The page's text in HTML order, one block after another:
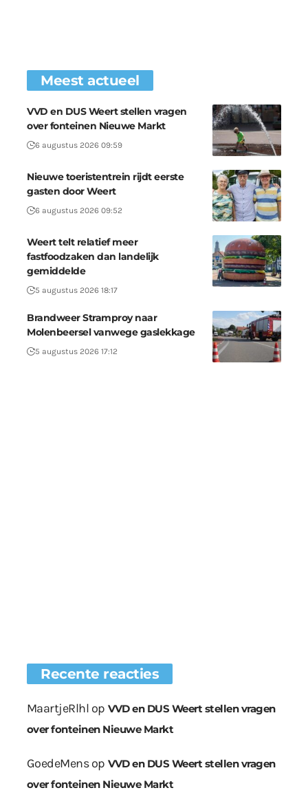
Meest actueel
VVD en DUS Weert stellen vragen
over fonteinen Nieuwe Markt
6 augustus 2026 09:59
Nieuwe toeristentrein rijdt eerste
gasten door Weert
6 augustus 2026 09:52
Weert telt relatief meer
fastfoodzaken dan landelijk
gemiddelde
5 augustus 2026 18:17
Brandweer Stramproy naar
Molenbeersel vanwege gaslekkage
5 augustus 2026 17:12
Recente reacties
MaartjeRlhl op VVD en DUS Weert stellen vragen
over fonteinen Nieuwe Markt
GoedeMensop VVD en DUS Weert stellen vragen
over fonteinen Nieuwe Markt